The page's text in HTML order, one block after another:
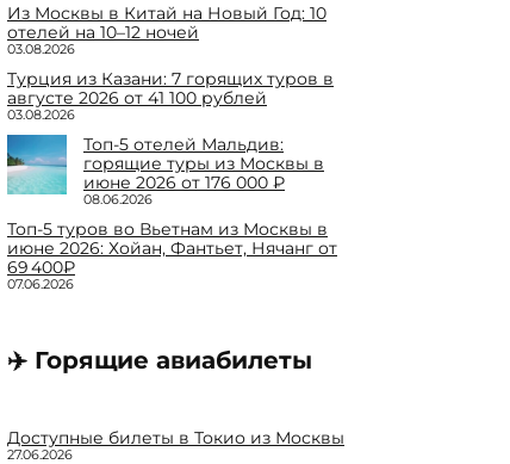
Из Москвы в Китай на Новый Год: 10
отелей на 10–12 ночей
03.08.2026
Турция из Казани: 7 горящих туров в
августе 2026 от 41 100 рублей
03.08.2026
Топ-5 отелей Мальдив:
горящие туры из Москвы в
июне 2026 от 176 000 ₽
08.06.2026
Топ-5 туров во Вьетнам из Москвы в
июне 2026: Хойан, Фантьет, Нячанг от
69 400₽
07.06.2026
✈️ Горящие авиабилеты
Доступные билеты в Токио из Москвы
27.06.2026